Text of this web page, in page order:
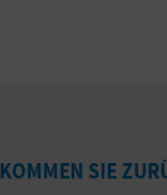
KOMMEN SIE